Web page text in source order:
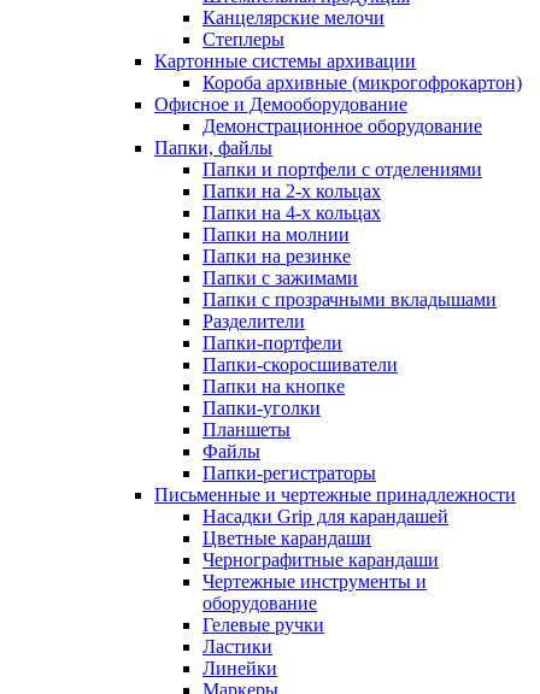
Канцелярские мелочи
Степлеры
Картонные системы архивации
Короба архивные (микрогофрокартон)
Офисное и Демооборудование
Демонстрационное оборудование
Папки, файлы
Папки и портфели с отделениями
Папки на 2-х кольцах
Папки на 4-х кольцах
Папки на молнии
Папки на резинке
Папки с зажимами
Папки с прозрачными вкладышами
Разделители
Папки-портфели
Папки-скоросшиватели
Папки на кнопке
Папки-уголки
Планшеты
Файлы
Папки-регистраторы
Письменные и чертежные принадлежности
Насадки Grip для карандашей
Цветные карандаши
Чернографитные карандаши
Чертежные инструменты и
оборудование
Гелевые ручки
Ластики
Линейки
Маркеры